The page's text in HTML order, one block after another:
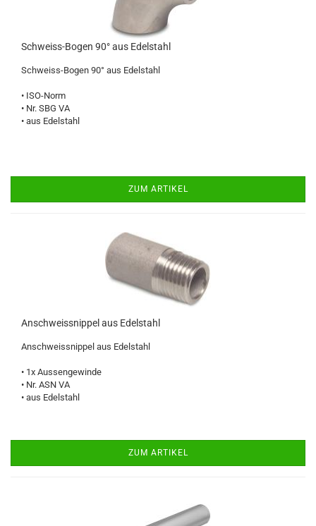
Schweiss-Bogen 90° aus Edelstahl
Schweiss-Bogen 90° aus Edelstahl
• ISO-Norm
• Nr. SBG VA
• aus Edelstahl
ZUM ARTIKEL
Anschweissnippel aus Edelstahl
Anschweissnippel aus Edelstahl
• 1x Aussengewinde
• Nr. ASN VA
• aus Edelstahl
ZUM ARTIKEL